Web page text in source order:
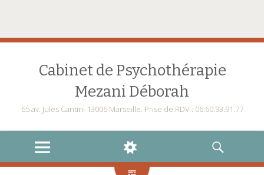
Cabinet de Psychothérapie
Mezani Déborah
65 av. Jules Cantini 13006 Marseille. Prise de RDV : 06.60.93.91.77
MENU
WIDGETS
RECHERCHE